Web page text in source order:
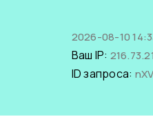
2026-08-10
Ваш IP:
ID запроса: